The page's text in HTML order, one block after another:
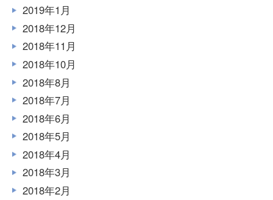
2019年1月
2018年12月
2018年11月
2018年10月
2018年8月
2018年7月
2018年6月
2018年5月
2018年4月
2018年3月
2018年2月